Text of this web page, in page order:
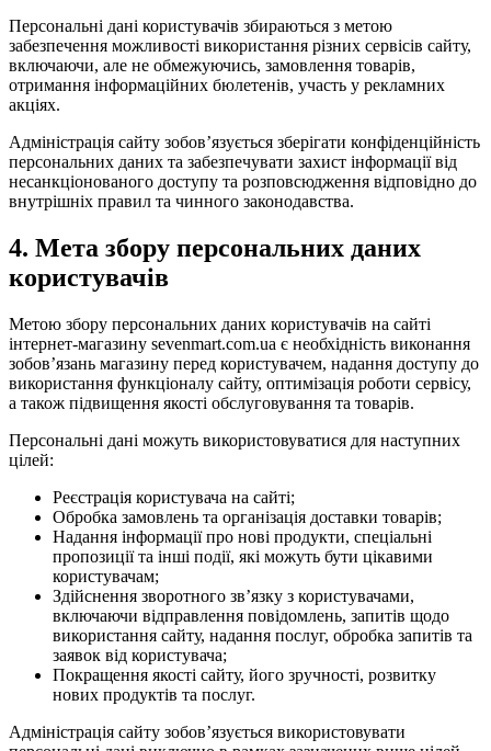
Персональні дані користувачів збираються з метою
забезпечення можливості використання різних сервісів сайту,
включаючи, але не обмежуючись, замовлення товарів,
отримання інформаційних бюлетенів, участь у рекламних
акціях.
Адміністрація сайту зобов’язується зберігати конфіденційність
персональних даних та забезпечувати захист інформації від
несанкціонованого доступу та розповсюдження відповідно до
внутрішніх правил та чинного законодавства.
4. Мета збору персональних даних
користувачів
Метою збору персональних даних користувачів на сайті
інтернет-магазину sevenmart.com.ua є необхідність виконання
зобов’язань магазину перед користувачем, надання доступу до
використання функціоналу сайту, оптимізація роботи сервісу,
а також підвищення якості обслуговування та товарів.
Персональні дані можуть використовуватися для наступних
цілей:
Реєстрація користувача на сайті;
Обробка замовлень та організація доставки товарів;
Надання інформації про нові продукти, спеціальні
пропозиції та інші події, які можуть бути цікавими
користувачам;
Здійснення зворотного зв’язку з користувачами,
включаючи відправлення повідомлень, запитів щодо
використання сайту, надання послуг, обробка запитів та
заявок від користувача;
Покращення якості сайту, його зручності, розвитку
нових продуктів та послуг.
Адміністрація сайту зобов’язується використовувати